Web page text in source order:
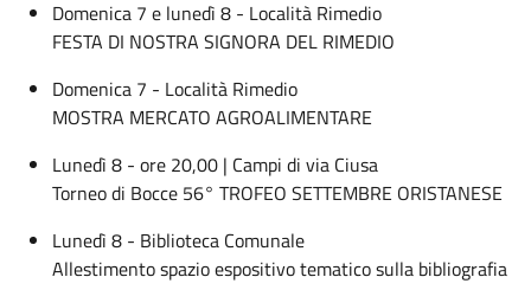
Domenica 7 e lunedì 8 - Località Rimedio
FESTA DI NOSTRA SIGNORA DEL RIMEDIO
Domenica 7 - Località Rimedio
MOSTRA MERCATO AGROALIMENTARE
Lunedì 8 - ore 20,00 | Campi di via Ciusa
Torneo di Bocce 56° TROFEO SETTEMBRE ORISTANESE
Lunedì 8 - Biblioteca Comunale
Allestimento spazio espositivo tematico sulla bibliografia